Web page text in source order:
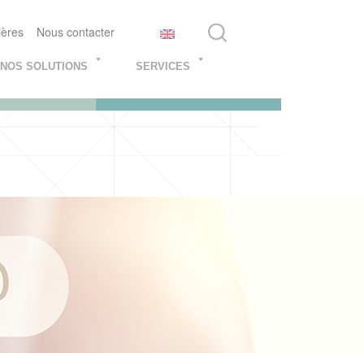
Nous contacter
NOS SOLUTIONS SERVICES